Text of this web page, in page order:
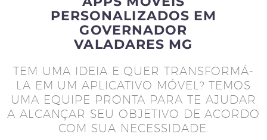
PERSONALIZADOS EM
GOVERNADOR
VALADARES MG
TEM UMA IDEIA E QUER TRANSFORMÁ-
LA EM UM APLICATIVO MÓVEL? TEMOS
UMA EQUIPE PRONTA PARA TE AJUDAR
A ALCANÇAR SEU OBJETIVO DE ACORDO
COM SUA NECESSIDADE.